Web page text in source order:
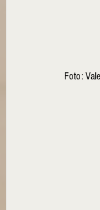
Foto: